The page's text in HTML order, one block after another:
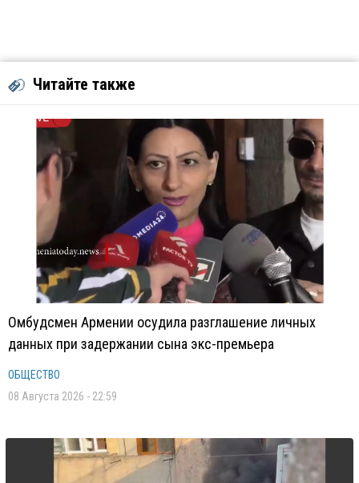
Читайте также
Омбудсмен Армении осудила разглашение личных
данных при задержании сына экс-премьера
ОБЩЕСТВО
08 Августа 2026 - 22:59